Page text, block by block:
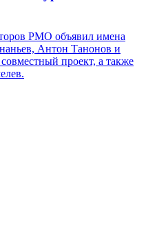
РМО объявил имена
Антон Танонов и
проект, а также